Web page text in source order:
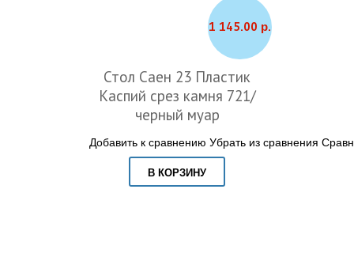
1 145.00 р.
Стол Саен 23 Пластик
Каспий срез камня 721/
черный муар
Добавить к сравнению Убрать из сравнения
В КОРЗИНУ